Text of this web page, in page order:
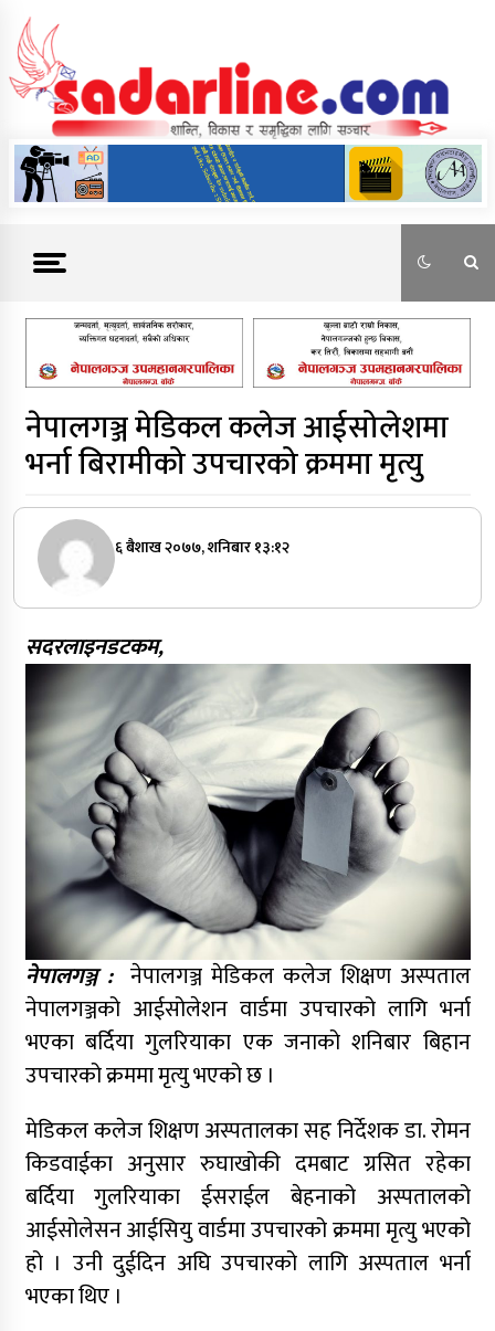
content
News For Nepal
नेपालगञ्ज मेडिकल कलेज आईसोलेशमा
भर्ना बिरामीको उपचारको क्रममा मृत्यु
६ बैशाख २०७७, शनिबार १३:१२
सदरलाइनडटकम,
नेपालगञ्ज :नेपालगञ्ज मेडिकल कलेज शिक्षण अस्पताल
नेपालगञ्जको आईसोलेशन वार्डमा उपचारको लागि भर्ना
भएका बर्दिया गुलरियाका एक जनाको शनिबार बिहान
उपचारको क्रममा मृत्यु भएको छ ।
मेडिकल कलेज शिक्षण अस्पतालका सह निर्देशक डा. रोमन
किडवाईका अनुसार रुघाखोकी दमबाट ग्रसित रहेका
बर्दिया गुलरियाका ईसराईल बेहनाको अस्पतालको
आईसोलेसन आईसियु वार्डमा उपचारको क्रममा मृत्यु भएको
हो । उनी दुईदिन अघि उपचारको लागि अस्पताल भर्ना
भएका थिए ।